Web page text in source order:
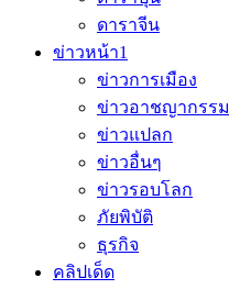
ดาราจีน
ข่าวหน้า1
ข่าวการเมือง
ข่าวอาชญากรรม
ข่าวแปลก
ข่าวอื่นๆ
ข่าวรอบโลก
ภัยพิบัติ
ธุรกิจ
คลิปเด็ด